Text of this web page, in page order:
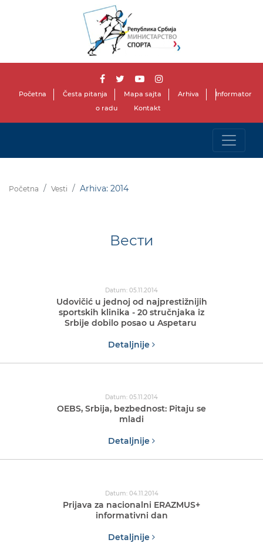
Početna Česta pitanja Mapa sajta Arhiva
Informator
o radu
Kontakt
Početna Vesti Arhiva: 2014
Вести
Datum: 05.11.2014
Udovičić u jednoj od najprestižnijih
sportskih klinika - 20 stručnjaka iz
Srbije dobilo posao u Aspetaru
Detaljnije
Datum: 05.11.2014
OEBS, Srbija, bezbednost: Pitaju se
mladi
Detaljnije
Datum: 04.11.2014
Prijava za nacionalni ERAZMUS+
informativni dan
Detaljnije